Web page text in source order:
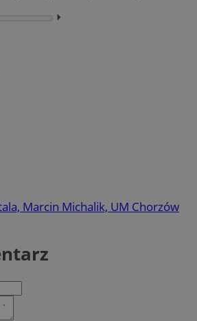
⏵︎
Marcin Michalik, UM Chorzów